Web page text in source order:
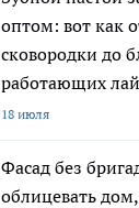
оптом: вот как
сковородки до
работающих
18 июля
Фасад без
облицевать